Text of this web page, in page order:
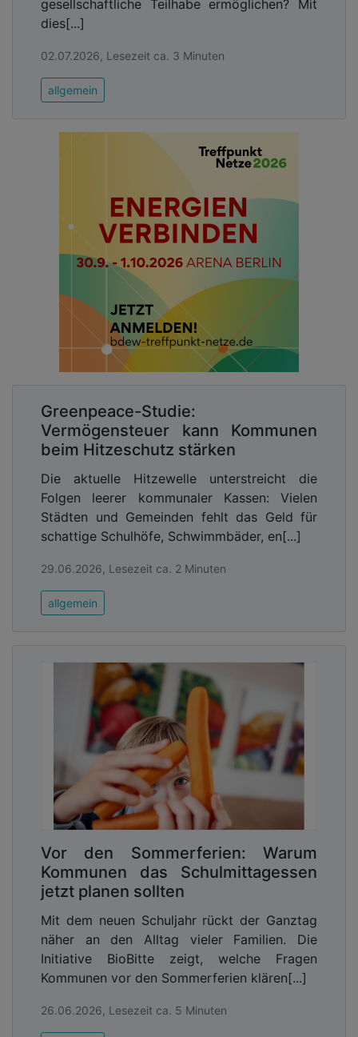
gesellschaftliche Teilhabe ermöglichen? Mit
dies[...]
02.07.2026, Lesezeit ca. 3 Minuten
allgemein
Greenpeace-Studie:
Vermögensteuer kann Kommunen
beim Hitzeschutz stärken
Die aktuelle Hitzewelle unterstreicht die
Folgen leerer kommunaler Kassen: Vielen
Städten und Gemeinden fehlt das Geld für
schattige Schulhöfe, Schwimmbäder, en[...]
29.06.2026, Lesezeit ca. 2 Minuten
allgemein
Vor den Sommerferien: Warum
Kommunen das Schulmittagessen
jetzt planen sollten
Mit dem neuen Schuljahr rückt der Ganztag
näher an den Alltag vieler Familien. Die
Initiative BioBitte zeigt, welche Fragen
Kommunen vor den Sommerferien klären[...]
26.06.2026, Lesezeit ca. 5 Minuten